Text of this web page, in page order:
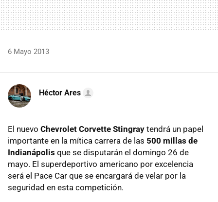
6 Mayo 2013
Héctor Ares
El nuevo Chevrolet Corvette Stingray tendrá un papel
importante en la mítica carrera de las 500 millas de
Indianápolis que se disputarán el domingo 26 de
mayo. El superdeportivo americano por excelencia
será el Pace Car que se encargará de velar por la
seguridad en esta competición.